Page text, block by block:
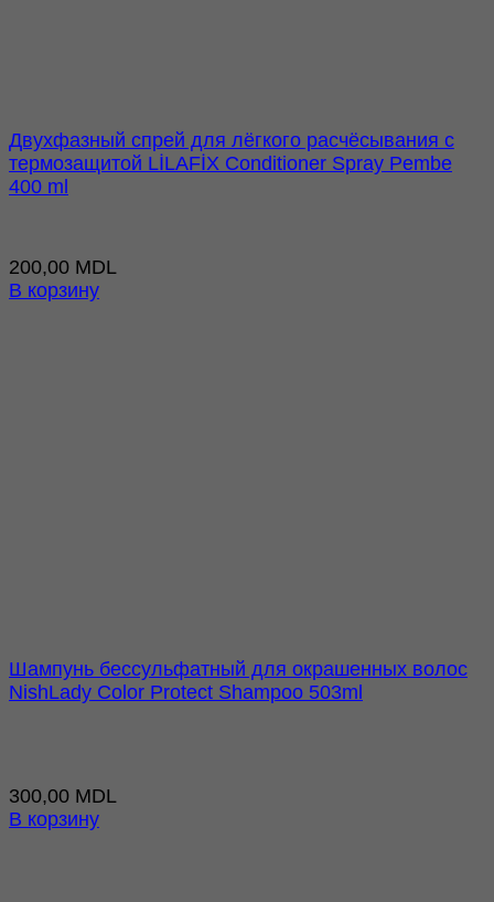
Двухфазный cпрей для лёгкого расчёсывания с
термозащитой LİLAFİX Conditioner Spray Pembe
400 ml
200,00 MDL
В корзину
Шампунь бессульфатный для окрашенных волос
NishLady Color Protect Shampoo 503ml
300,00 MDL
В корзину